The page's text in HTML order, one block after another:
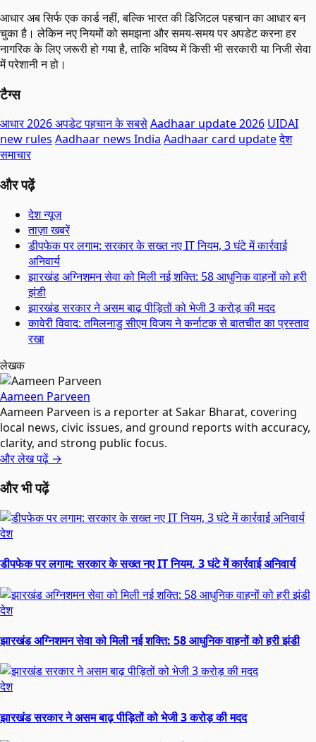
आधार अब सिर्फ एक कार्ड नहीं, बल्कि भारत की डिजिटल पहचान का आधार बन
चुका है। लेकिन नए नियमों को समझना और समय-समय पर अपडेट करना हर
नागरिक के लिए जरूरी हो गया है, ताकि भविष्य में किसी भी सरकारी या निजी सेवा
में परेशानी न हो।
टैग्स
आधार 2026 अपडेट पहचान के सबसेAadhaar update 2026 UIDAI
new rules Aadhaar news India Aadhaar card updateदेश
समाचार
और पढ़ें
देश न्यूज़
ताज़ा खबरें
डीपफेक पर लगाम: सरकार के सख्त नए IT नियम, 3 घंटे में कार्रवाई
अनिवार्य
झारखंड अग्निशमन सेवा को मिली नई शक्ति: 58 आधुनिक वाहनों को हरी
झंडी
झारखंड सरकार ने असम बाढ़ पीड़ितों को भेजी 3 करोड़ की मदद
कावेरी विवाद: तमिलनाडु सीएम विजय ने कर्नाटक से बातचीत का प्रस्ताव
रखा
लेखक
Aameen Parveen
Aameen Parveen is a reporter at Sakar Bharat, covering
local news, civic issues, and ground reports with accuracy,
clarity, and strong public focus.
और लेख पढ़ें →
और भी पढ़ें
देश
डीपफेक पर लगाम: सरकार के सख्त नए IT नियम, 3 घंटे में कार्रवाई अनिवार्य
देश
झारखंड अग्निशमन सेवा को मिली नई शक्ति: 58 आधुनिक वाहनों को हरी झंडी
देश
झारखंड सरकार ने असम बाढ़ पीड़ितों को भेजी 3 करोड़ की मदद